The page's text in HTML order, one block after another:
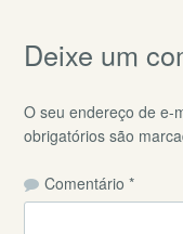
Deixe um
O seu endereço de e-
obrigatórios são
Comentário*